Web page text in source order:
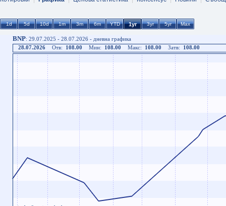
BNP: 29.07.2025 - 28.07.2026 - дневна графика
28.07.2026
Отв: 108.00 Мин: 108.00 Макс: 108.00 Затв: 108.00